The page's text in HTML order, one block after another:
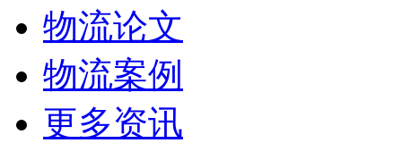
物流论文
物流案例
更多资讯